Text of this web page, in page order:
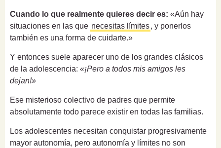
Cuando lo que realmente quieres decir es: «Aún hay
situaciones en las que necesitas límites, y ponerlos
también es una forma de cuidarte.»
Y entonces suele aparecer uno de los grandes clásicos
de la adolescencia: «¡Pero a todos mis amigos les
dejan!»
Ese misterioso colectivo de padres que permite
absolutamente todo parece existir en todas las familias.
Los adolescentes necesitan conquistar progresivamente
mayor autonomía, pero autonomía y límites no son